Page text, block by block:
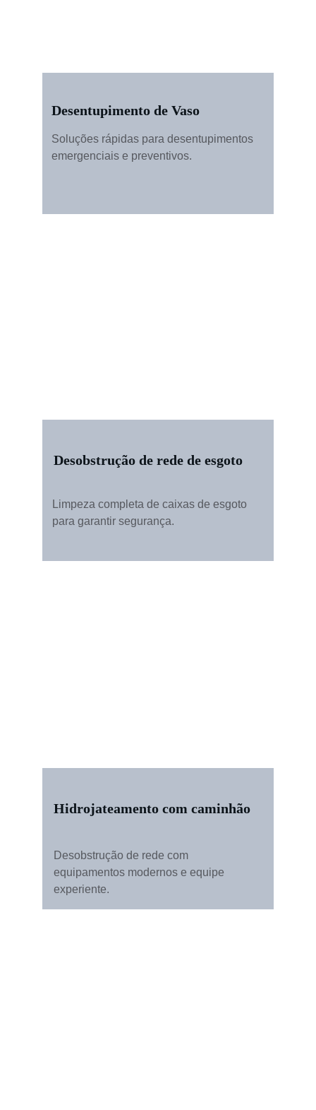
Desentupimento de Vaso
Soluções rápidas para desentupimentos
emergenciais e preventivos.
Desobstrução de rede de esgoto
Limpeza completa de caixas de esgoto
para garantir segurança.
Desobstrução de rede com
equipamentos modernos e equipe
experiente.
Hidrojateamento com caminhão